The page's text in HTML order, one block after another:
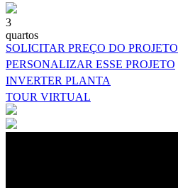
3
quartos
SOLICITAR PREÇO DO PROJETO
PERSONALIZAR ESSE PROJETO
INVERTER PLANTA
TOUR VIRTUAL